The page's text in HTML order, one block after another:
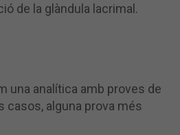
de la glàndula lacrimal.
una analítica amb proves de
casos, alguna prova més